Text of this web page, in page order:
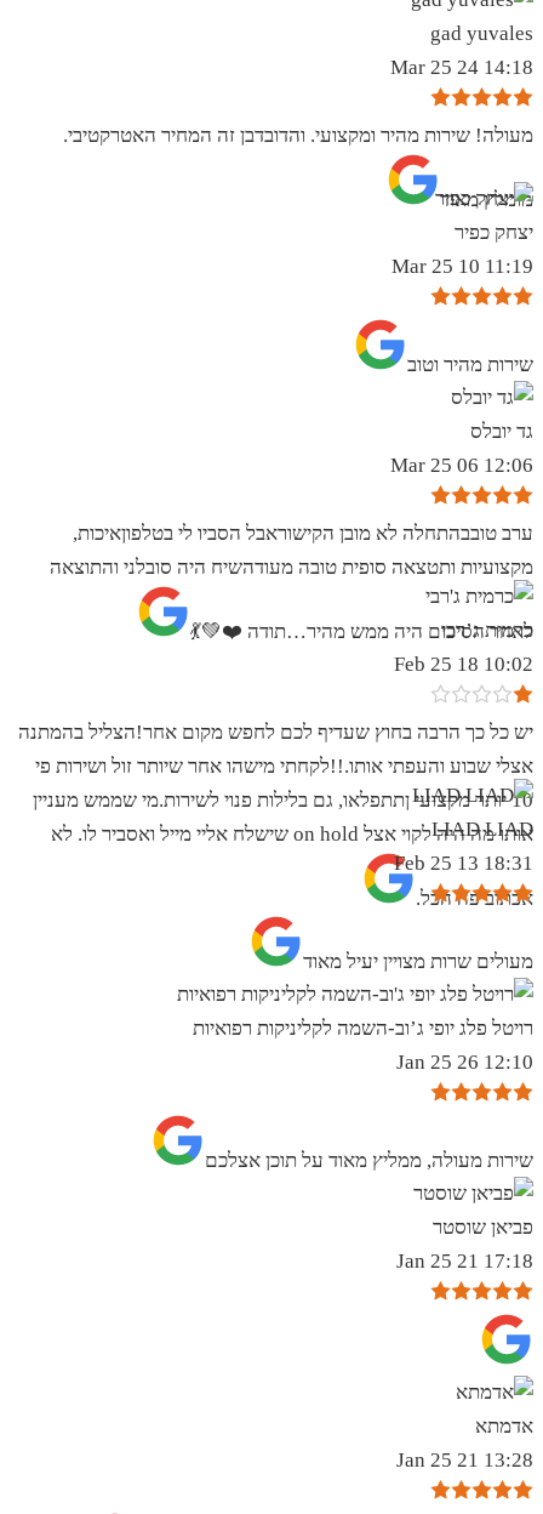
gad yuvales
14:18 24 Mar 25
מעולה! שירות מהיר ומקצועי. והדובדבן זה המחיר האטרקטיבי.
מומלץ מאוד
יצחק כפיר
11:19 10 Mar 25
שירות מהיר וטוב
גד יובלס
12:06 06 Mar 25
ערב טובבהתחלה לא מובן הקישוראבל הסביו לי בטלפוןאיכות,
מקצועיות ותטצאה סופית טובה מעודהשיח היה סובלני והתוצאה
לאחר הסיכום היה ממש מהיר…תודה ❤️💚💃
כרמית ג’רבי
10:02 18 Feb 25
יש כל כך הרבה בחוץ שעדיף לכם לחפש מקום אחר!הצליל בהמתנה
אצלי שבוע והעפתי אותו.!!לקחתי מישהו אחר שיותר זול ושירות פי
10 יותר מקצועי ןתתפלאו, גם בלילות פנוי לשירות.מי שממש מעניין
אותו מה היה לקוי אצל on hold שישלח אליי מייל ואסביר לו. לא
אכתוב פה הכל.
LIAD LIAD
18:31 13 Feb 25
מעולים שרות מצויין יעיל מאוד
רויטל פלג יופי ג’וב-השמה לקליניקות רפואיות
12:10 26 Jan 25
שירות מעולה, ממליץ מאוד על תוכן אצלכם
פביאן שוסטר
17:18 21 Jan 25
אדמתא
13:28 21 Jan 25